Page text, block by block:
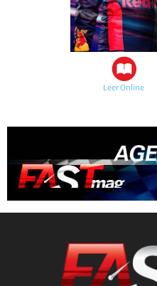
Leer Online